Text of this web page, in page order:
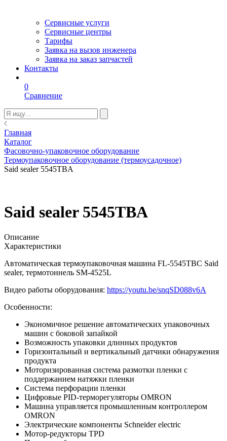
Сервисные услуги
Сервисные центры
Тарифы
Заявка на вызов инженера
Заявка на заказ запчастей
Контакты
0
Сравнение
Главная
Каталог
Фасовочно-упаковочное оборудование
Термоупаковочное оборудование (термоусадочное)
Said sealer 5545TBA
Said sealer 5545TBA
Описание
Характеристики
Автоматическая термоупаковочная машина FL-5545TBC Said
sealer, термотоннель SM-4525L
Видео работы оборудования: https://youtu.be/snqSD088v6A
Особенности:
Экономичное решение автоматических упаковочных
машин c боковой запайкой
Возможность упаковки длинных продуктов
Горизонтальный и вертикальный датчики обнаружения
продукта
Моторизированная система размотки пленки с
поддержанием натяжки пленки
Система перфорации пленки
Цифровые PID-терморегуляторы OMRON
Машина управляется промышленным контроллером
OMRON
Электрические компоненты Schneider electric
Мотор-редукторы TPD